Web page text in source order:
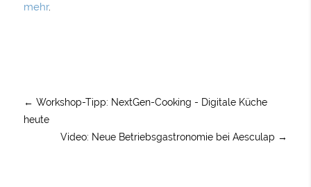
mehr.
← Workshop-Tipp: NextGen-Cooking - Digitale Küche
heute
Video: Neue Betriebsgastronomie bei Aesculap →